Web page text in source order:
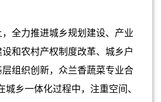
全力推进城乡规划建设、产业
和农村产权制度改革、城乡户
组织创新，众兰香蔬菜专业合
乡一体化过程中，注重空间、